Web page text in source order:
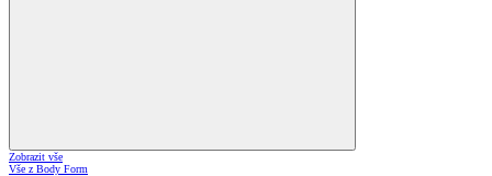
Zobrazit vše
Vše z Body Form